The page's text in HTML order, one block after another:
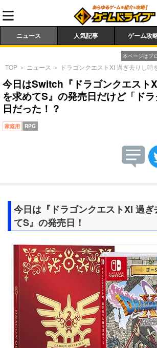
ニュース 人気記事 ゲーム攻
本ページはプ
TOP ＞ ニュース ＞ ドラゴンクエストXI 過ぎ去りし時
今日はSwitch『ドラゴンクエスト
を求めてS』の発売日だけど「ド
日だった！？
家庭用 RPG
今日は『ドラゴンクエストXI 過
てS』の発売日！